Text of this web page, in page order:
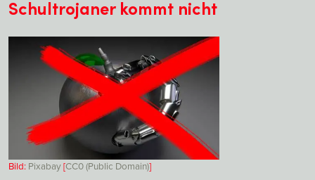
Schultrojaner kommt nicht
Bild: Pixabay[CC0 (Public Domain)]